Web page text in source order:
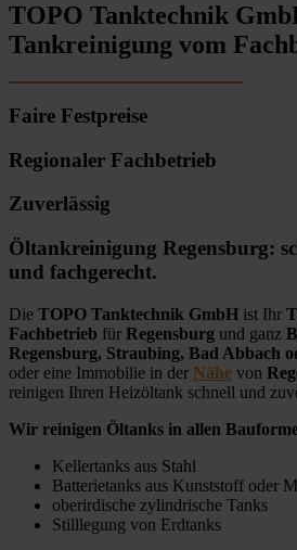
TOPO Tanktechnik
Tankreinigung vom
Faire Festpreise
Regionaler Fachbetrieb
Zuverlässig
Öltankreinigung Regensburg:
und fachgerecht.
Die TOPO Tanktechnik GmbH ist Ihr
Fachbetrieb für Regensburg und ganz
Regensburg, Straubing, Bad Abbach
oder eine Immobilie in der Nähe von
reinigen Ihren Heizöltank schnell und
Wir reinigen Öltanks in allen
Kellertanks aus Stahl
Batterietanks aus Kunststoff oder
oberirdische zylindrische Tanks
Stilllegung von Erdtanks